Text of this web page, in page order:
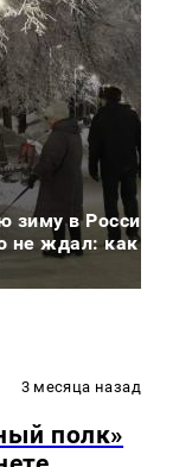
зиму в России
не ждал: как
3 месяца назад
полк»